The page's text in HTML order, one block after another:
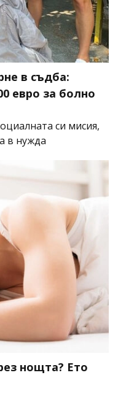
в съдба:
евро за болно
си мисия,
в нужда
нощта? Ето